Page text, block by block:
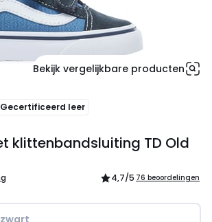
Bekijk vergelijkbare producten
Gecertificeerd leer
klittenbandsluiting TD Old
4,7/5 76 beoordelingen